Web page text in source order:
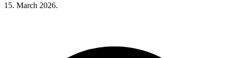
15. March 2026.